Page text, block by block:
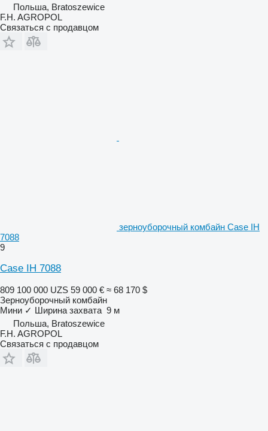
Польша, Bratoszewice
F.H. AGROPOL
Связаться с продавцом
зерноуборочный комбайн Case IH
7088
9
Case IH 7088
809 100 000 UZS 59 000 € ≈ 68 170 $
Зерноуборочный комбайн
Мини ✓ Ширина захвата 9 м
Польша, Bratoszewice
F.H. AGROPOL
Связаться с продавцом